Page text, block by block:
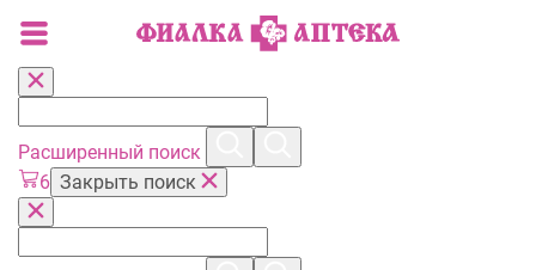
Расширенный поиск
6 Закрыть поиск